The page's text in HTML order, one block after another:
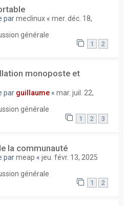
parmeclinux « mer. déc. 18,
générale
1 2
monoposte et
par guillaume « mar. juil. 22,
générale
1 2 3
la communauté
parmeap « jeu. févr. 13, 2025
générale
1 2